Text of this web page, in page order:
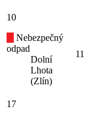
10
Nebezpečný
odpad
Dolní
Lhota
(Zlín)
11
17